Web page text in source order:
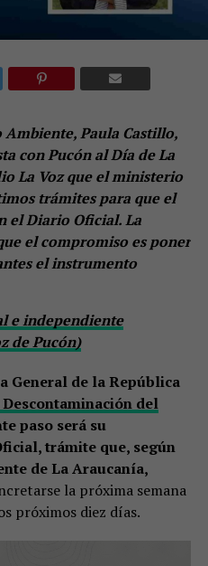
Paula Castillo,
con Pucón al Día de La
La Voz que el ministerio
trámites para que el
el Diario Oficial. La
el compromiso es poner
el instrumento
e independiente
de Pucón)
General de la República
del
paso será su
trámite que, según
de La Araucanía,
la próxima semana
próximos diez días.